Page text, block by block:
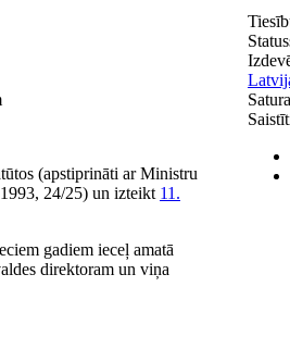
(apstiprināti ar Ministru
24/25) un izteikt 11.
gadiem ieceļ amatā
direktoram un viņa